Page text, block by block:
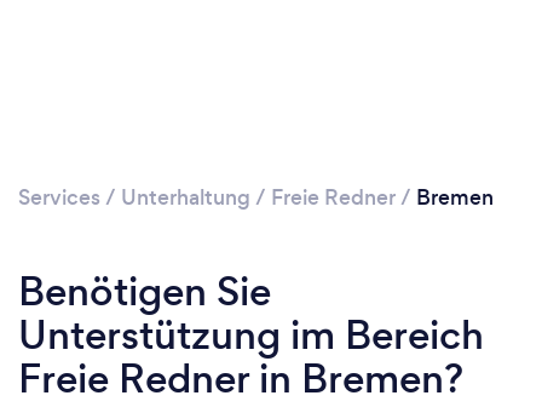
Services / Unterhaltung / Freie Redner/ Bremen
Benötigen Sie
Unterstützung im Bereich
Freie Redner in Bremen?